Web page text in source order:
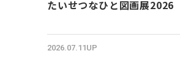
たいせつなひと図画展2026
2026.07.11UP